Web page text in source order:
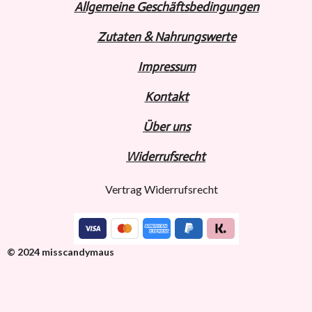
Allgemeine Geschäftsbedingungen
Zutaten & Nahrungswerte
Impressum
Kontakt
Über uns
Widerrufsrecht
Vertrag Widerrufsrecht
© 2024 misscandymaus